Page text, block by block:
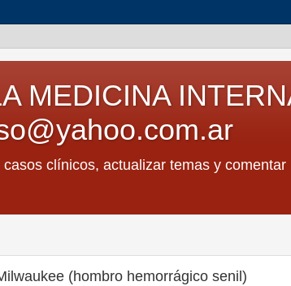
MEDICINA
clínicos, actualizar temas y
(hombro hemorrágico senil)